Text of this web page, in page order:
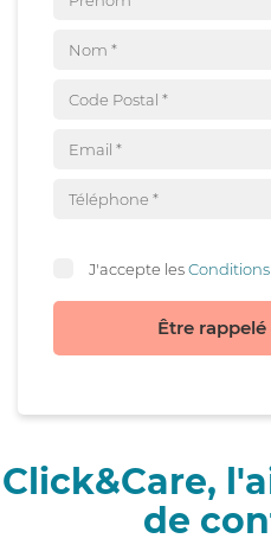
J'accepte les
Être
Click&Care,
de